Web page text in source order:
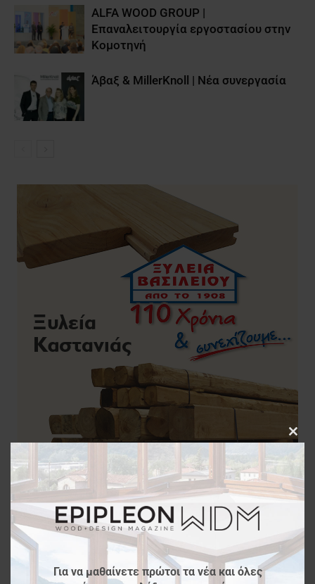
ALFA WOOD GROUP |
Επαναλειτουργία εργοστασίου στην
Κομοτηνή
Άβαξ & MillerKnoll | Νέα συνεργασία
Για να μαθαίνετε πρώτοι τα νέα και όλες